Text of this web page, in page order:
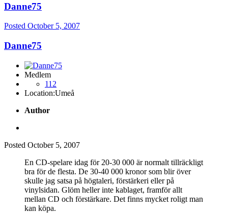
Danne75
Posted October 5, 2007
Danne75
Medlem
112
Location:Umeå
Author
Posted October 5, 2007
En CD-spelare idag för 20-30 000 är normalt tillräckligt
bra för de flesta. De 30-40 000 kronor som blir över
skulle jag satsa på högtaleri, förstärkeri eller på
vinylsidan. Glöm heller inte kablaget, framför allt
mellan CD och förstärkare. Det finns mycket roligt man
kan köpa.